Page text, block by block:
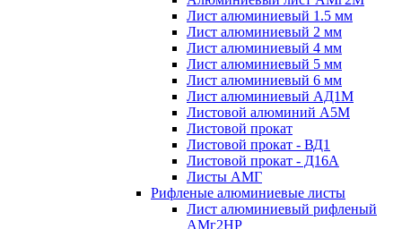
Лист алюминиевый 1.5 мм
Лист алюминиевый 2 мм
Лист алюминиевый 4 мм
Лист алюминиевый 5 мм
Лист алюминиевый 6 мм
Лист алюминиевый АД1М
Листовой алюминий А5М
Листовой прокат
Листовой прокат - ВД1
Листовой прокат - Д16А
Листы АМГ
Рифленые алюминиевые листы
Лист алюминиевый рифленый
АМг2НР